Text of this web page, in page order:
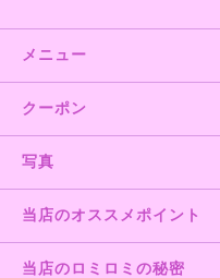
メニュー
クーポン
写真
当店のオススメポイント
当店のロミロミの秘密